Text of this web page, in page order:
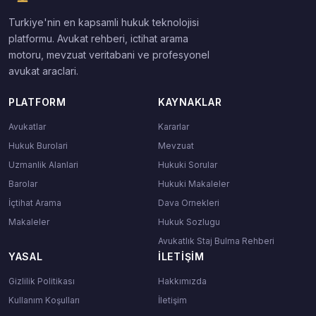
Turkiye'nin en kapsamli hukuk teknolojisi
platformu. Avukat rehberi, ictihat arama
motoru, mevzuat veritabani ve profesyonel
avukat araclari.
PLATFORM
Avukatlar
Hukuk Burolari
Uzmanlik Alanlari
Barolar
İçtihat Arama
Makaleler
KAYNAKLAR
Kararlar
Mevzuat
Hukuki Sorular
Hukuki Makaleler
Dava Ornekleri
Hukuk Sozlugu
Avukatlık Staj Bulma Rehberi
YASAL
Gizlilik Politikası
Kullanım Koşulları
İLETIŞIM
Hakkımızda
İletişim